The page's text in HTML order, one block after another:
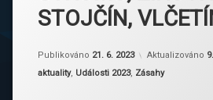
STOJČÍN,
Publikováno 21. 6. 2023 Aktualizováno
Kategorie:
aktuality, Události 2023, Zásahy